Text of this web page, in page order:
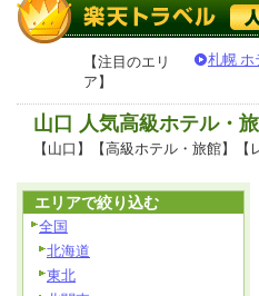
【注目のエリ
ア】
札幌 ホ
山口 人気高級ホテル・
【山口】【高級ホテル・旅館】【
エリアで絞り込む
全国
北海道
東北